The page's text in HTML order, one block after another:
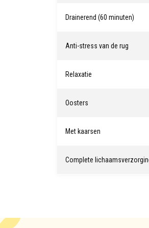
Drainerend (60 minuten)
Anti-stress van de rug
Relaxatie
Oosters
Met kaarsen
Complete